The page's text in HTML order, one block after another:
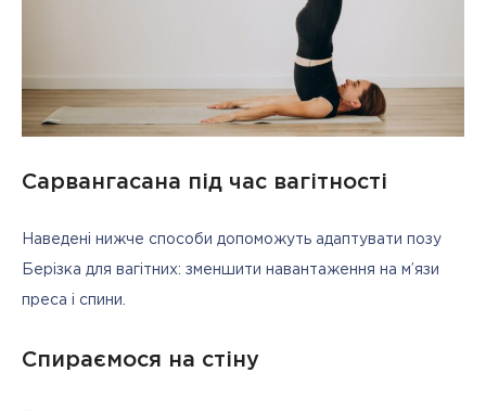
Сарвангасана під час вагітності
Наведені нижче способи допоможуть адаптувати позу
Берізка для вагітних: зменшити навантаження на м’язи
преса і спини.
Спираємося на стіну